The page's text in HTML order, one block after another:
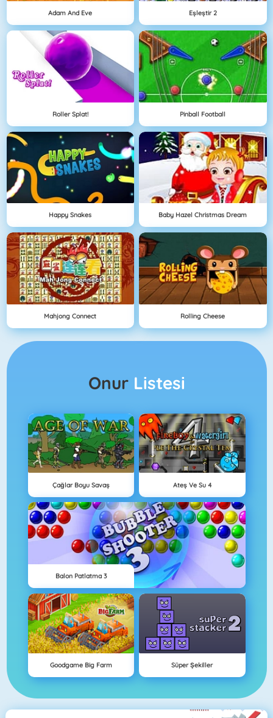
Adam And Eve Eşleştir 2
Roller Splat! Pinball Football
Happy Snakes Baby Hazel Christmas Dream
Mahjong Connect Rolling Cheese
Onur Listesi
Çağlar Boyu Savaş Ateş Ve Su 4
Balon Patlatma 3
Goodgame Big Farm Süper Şekiller